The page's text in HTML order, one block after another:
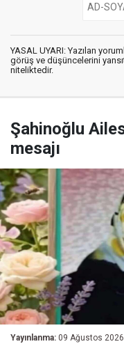
YASAL UYARI: Yazılan
görüş ve düşüncelerini
niteliktedir.
Şahinoğlu
mesajı
Yayınlanma: 09 Ağustos